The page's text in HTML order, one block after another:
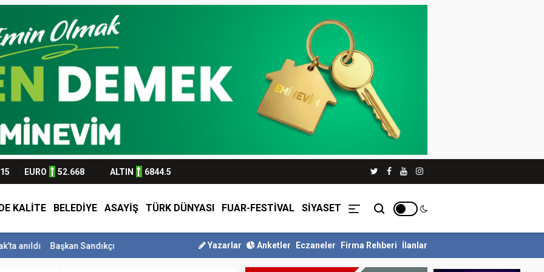
EURO 52.668 ALTIN 6844.5
KALİTE BELEDİYE ASAYİŞ TÜRK DÜNYASI FUAR-FESTİVAL SİYASET
Başkan Sandıkçı: ”Hemşehrilerimizle olan güçl... Başkan Altay Umre Ödüllü Siyer Yarışmasını Ka... İnegöl Belediyesi Çevre
Yazarlar Anketler Eczaneler Firma Rehberi İlanlar